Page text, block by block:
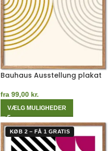
Bauhaus Ausstellung plakat
fra 99,00 kr.
VÆLG MULIGHEDER
KØB 2 – FÅ 1 GRATIS